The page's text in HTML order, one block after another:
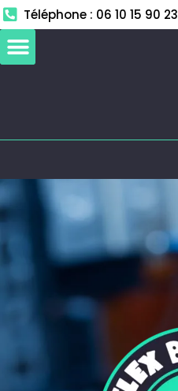
Aller
au
contenu
Téléphone : 06 10 15 90 23